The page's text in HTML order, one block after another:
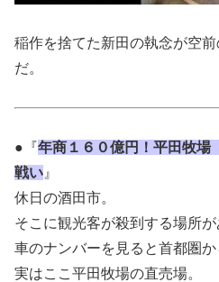
稲作を捨てた新田の執念が空
だ。
●『年商１６０億円！平田牧
戦い 』
休日の酒田市。
そこに観光客が殺到する場所が
車のナンバーを見ると首都圏か
実はここ平田牧場の直売場。